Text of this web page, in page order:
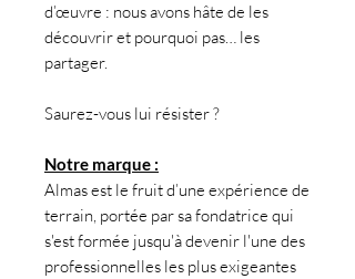
d’œuvre : nous avons hâte de les
découvrir et pourquoi pas… les
partager.
Saurez-vous lui résister ?
Notre marque :
Almas est le fruit d’une expérience de
terrain, portée par sa fondatrice qui
s'est formée jusqu'à devenir l'une des
professionnelles les plus exigeantes